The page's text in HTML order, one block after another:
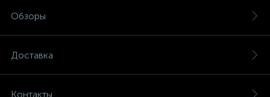
Обзоры
Доставка
Контакты